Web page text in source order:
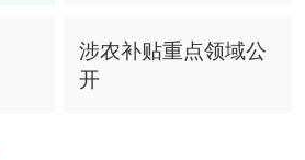
涉农补贴重点领域公
开